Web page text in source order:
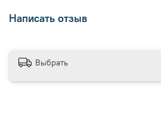
Написать отзыв
Выбрать